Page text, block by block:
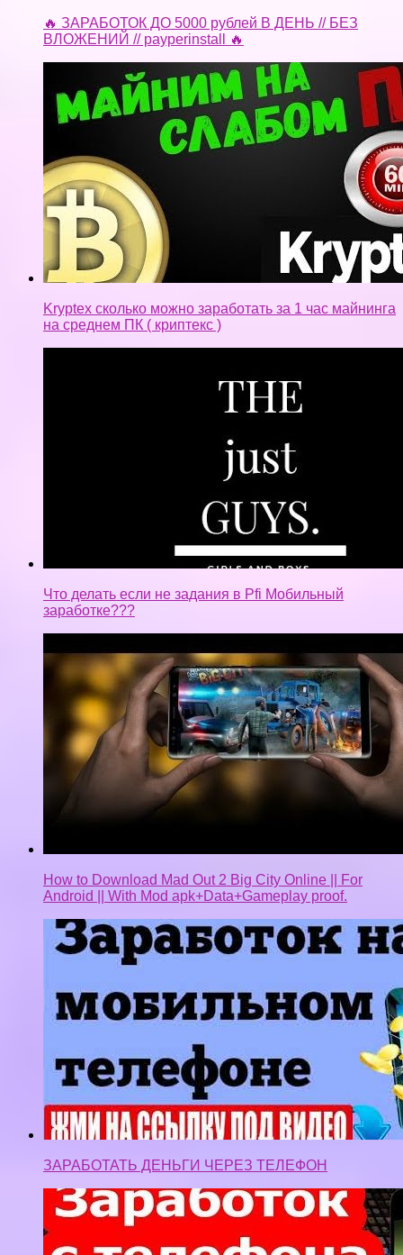
Kryptex сколько можно заработать за 1 час майнинга
на среднем ПК ( криптекс )
Что делать если не задания в Pfi Мобильный
заработке???
How to Download Mad Out 2 Big City Online || For
Android || With Mod apk+Data+Gameplay proof.
ЗАРАБОТАТЬ ДЕНЬГИ ЧЕРЕЗ ТЕЛЕФОН
Мобильный заработок отзывы